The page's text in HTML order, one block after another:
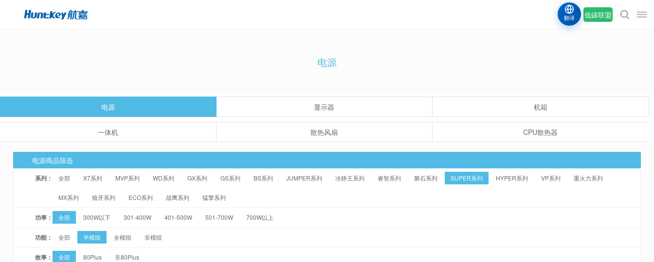
低碳联盟
翻译
电源
电源 显示器 机箱
一体机 散热风扇 CPU散热器
电源商品筛选
系列： 全部 X7系列 MVP系列 WD系列 GX系列 GS系列 BS系列 JUMPER系列 冷静王系列 睿智系列 磐石系列 SUPER系列 HYPER系列 VP系列 重火力系列
MX系列 狼牙系列 ECO系列 战鹰系列 猛擎系列
功率： 全部 300W以下 301-400W 401-500W 501-700W 700W以上
功能： 全部 半模组 全模组 非模组
效率： 全部 80Plus 非80Plus